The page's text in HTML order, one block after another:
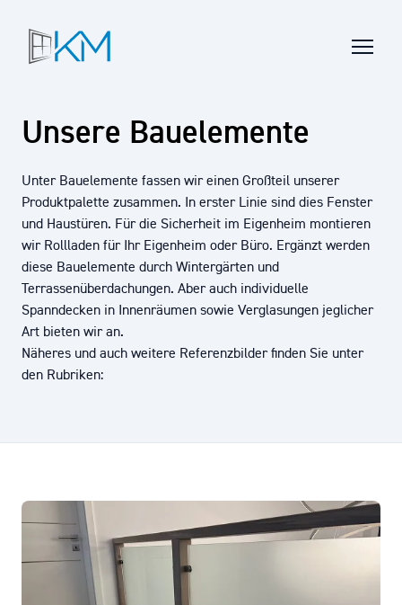
Team
Unsere Bauelemente
Unter Bauelemente fassen wir einen Großteil unserer
Produktpalette zusammen. In erster Linie sind dies Fenster
und Haustüren. Für die Sicherheit im Eigenheim montieren
wir Rollladen für Ihr Eigenheim oder Büro. Ergänzt werden
diese Bauelemente durch Wintergärten und
Terrassenüberdachungen. Aber auch individuelle
Spanndecken in Innenräumen sowie Verglasungen jeglicher
Art bieten wir an.
Näheres und auch weitere Referenzbilder finden Sie unter
den Rubriken: